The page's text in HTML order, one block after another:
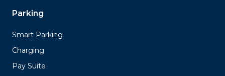
Parking
Smart Parking
Charging
Pay Suite